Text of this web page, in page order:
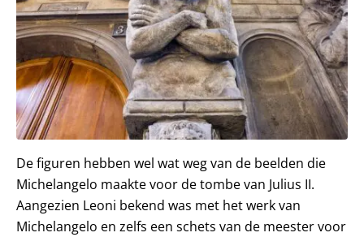
De figuren hebben wel wat weg van de beelden die
Michelangelo maakte voor de tombe van Julius II.
Aangezien Leoni bekend was met het werk van
Michelangelo en zelfs een schets van de meester voor